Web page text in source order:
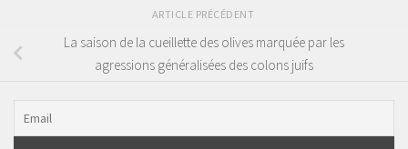
ARTICLE PRÉCÉDENT
La saison de la cueillette des olives marquée par les
agressions généralisées des colons juifs